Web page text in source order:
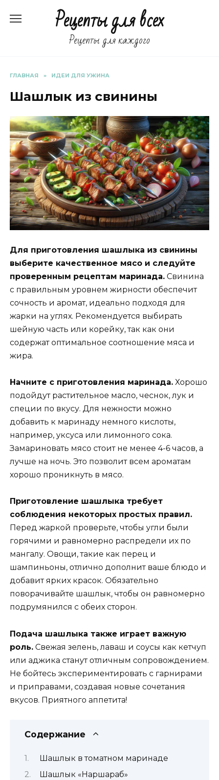
Рецепты для всех
Рецепты для каждого
ГЛАВНАЯ » ИДЕИ ДЛЯ УЖИНА
Шашлык из свинины
Для приготовления шашлыка из свинины
выберите качественное мясо и следуйте
проверенным рецептам маринада. Свинина
с правильным уровнем жирности обеспечит
сочность и аромат, идеально подходя для
жарки на углях. Рекомендуется выбирать
шейную часть или корейку, так как они
содержат оптимальное соотношение мяса и
жира.
Начните с приготовления маринада. Хорошо
подойдут растительное масло, чеснок, лук и
специи по вкусу. Для нежности можно
добавить к маринаду немного кислоты,
например, уксуса или лимонного сока.
Замариновать мясо стоит не менее 4-6 часов, а
лучше на ночь. Это позволит всем ароматам
хорошо проникнуть в мясо.
Приготовление шашлыка требует
соблюдения некоторых простых правил.
Перед жаркой проверьте, чтобы угли были
горячими и равномерно распредели их по
мангалу. Овощи, такие как перец и
шампиньоны, отлично дополнит ваше блюдо и
добавит ярких красок. Обязательно
поворачивайте шашлык, чтобы он равномерно
подрумянился с обеих сторон.
Подача шашлыка также играет важную
роль. Свежая зелень, лаваш и соусы как кетчуп
или аджика станут отличным сопровождением.
Не бойтесь экспериментировать с гарнирами
и приправами, создавая новые сочетания
вкусов. Приятного аппетита!
Содержание
Шашлык в томатном маринаде
Шашлык «Наршараб»